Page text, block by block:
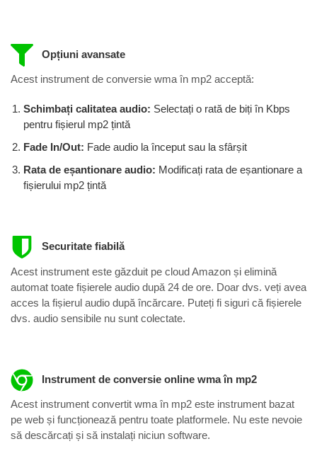
Opțiuni avansate
Acest instrument de conversie wma în mp2 acceptă:
Schimbați calitatea audio: Selectați o rată de biți în Kbps
pentru fișierul mp2 ​​țintă
Fade In/Out: Fade audio la început sau la sfârșit
Rata de eșantionare audio: Modificați rata de eșantionare a
fișierului mp2 țintă
Securitate fiabilă
Acest instrument este găzduit pe cloud Amazon și elimină
automat toate fișierele audio după 24 de ore. Doar dvs. veți avea
acces la fișierul audio după încărcare. Puteți fi siguri că fișierele
dvs. audio sensibile nu sunt colectate.
Instrument de conversie online wma în mp2
Acest instrument convertit wma în mp2 este instrument bazat
pe web și funcționează pentru toate platformele. Nu este nevoie
să descărcați și să instalați niciun software.